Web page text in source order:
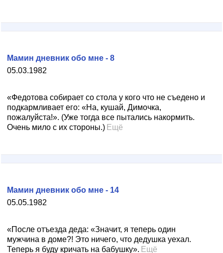
05.03.1982
Мамин дневник обо мне - 8
«Федотова собирает со стола у кого что не съедено и
подкармливает его: «На, кушай, Димочка,
пожалуйста!». (Уже тогда все пытались накормить.
Очень мило с их стороны.) Ещё
05.05.1982
Мамин дневник обо мне - 14
«После отъезда деда: «Значит, я теперь один
мужчина в доме?! Это ничего, что дедушка уехал.
Теперь я буду кричать на бабушку». Ещё